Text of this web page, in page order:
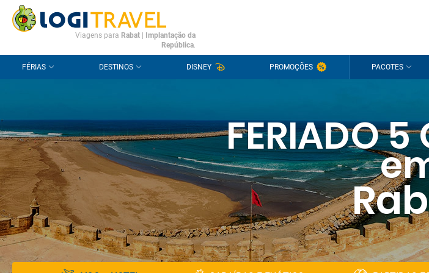
CONTACTO PERGUNTAS FREQUENTES
Viagens para Rabat
Implantação da
República.
FÉRIAS DESTINOS DISNEY PROMOÇÕES PACOTES
FERIADO 5